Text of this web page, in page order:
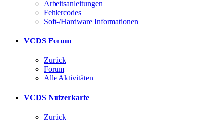
Arbeitsanleitungen
Fehlercodes
Soft-/Hardware Informationen
VCDS Forum
Zurück
Forum
Alle Aktivitäten
VCDS Nutzerkarte
Zurück